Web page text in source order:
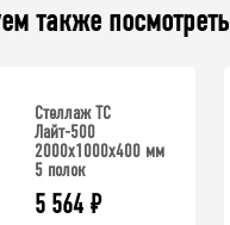
также посмотреть
Стеллаж ТС
Лайт-500
2000х1000х400 мм
5 полок
5 564 ₽